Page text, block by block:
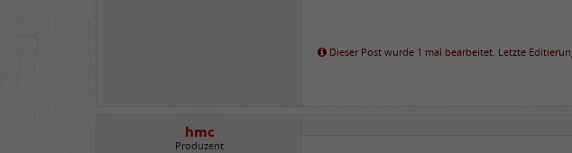
Dieser Post wurde 1 mal bearbeitet. Letzte
hmc
Produzent